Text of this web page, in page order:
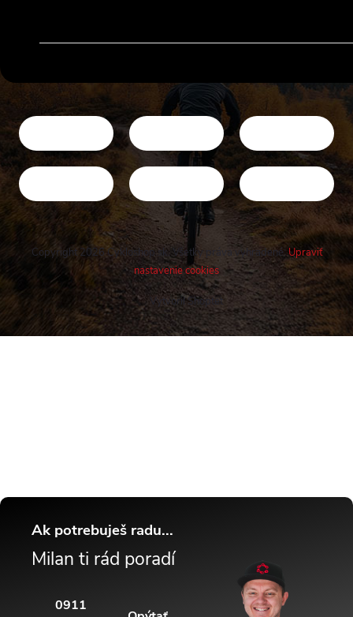
Vytvoril Shoptet
Copyright 2026 Cykloshop.sk. Všetky práva vyhradené.Upraviť
nastavenie cookies
Ak potrebuješ radu...
Milan ti rád poradí
0911